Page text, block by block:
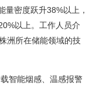
量密度跃升38%以上，
以上。工作人员介
洲所在储能领域的技
智能烟感、温感报警